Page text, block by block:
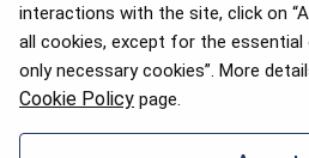
interactions with the site, click on
all cookies, except for the essential
only necessary cookies”. More
Cookie Policy page.
2025. aasta Flyers'
auhinnad